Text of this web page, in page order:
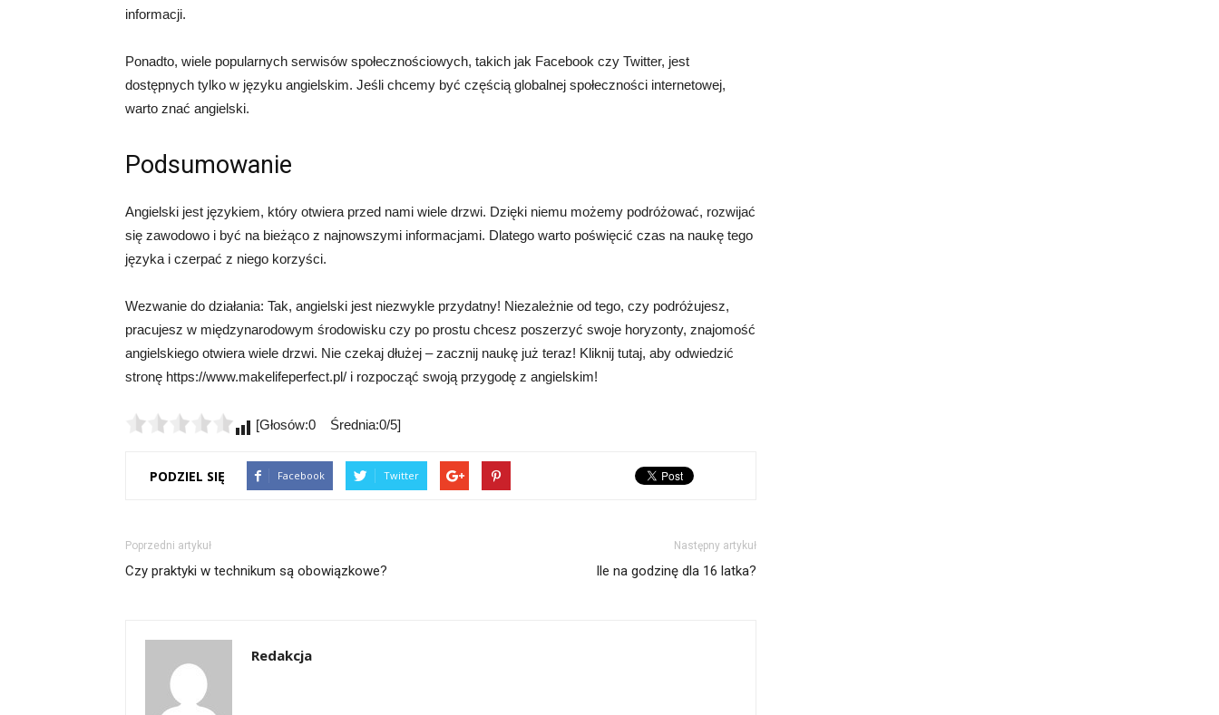
informacji.
Ponadto, wiele popularnych serwisów społecznościowych, takich jak Facebook czy Twitter, jest
dostępnych tylko w języku angielskim. Jeśli chcemy być częścią globalnej społeczności internetowej,
warto znać angielski.
Podsumowanie
Angielski jest językiem, który otwiera przed nami wiele drzwi. Dzięki niemu możemy podróżować, rozwijać
się zawodowo i być na bieżąco z najnowszymi informacjami. Dlatego warto poświęcić czas na naukę tego
języka i czerpać z niego korzyści.
Wezwanie do działania: Tak, angielski jest niezwykle przydatny! Niezależnie od tego, czy podróżujesz,
pracujesz w międzynarodowym środowisku czy po prostu chcesz poszerzyć swoje horyzonty, znajomość
angielskiego otwiera wiele drzwi. Nie czekaj dłużej – zacznij naukę już teraz! Kliknij tutaj, aby odwiedzić
stronę https://www.makelifeperfect.pl/ i rozpocząć swoją przygodę z angielskim!
[Głosów:0 Średnia:0/5]
PODZIEL SIĘ Facebook Twitter
Poprzedni artykuł
Czy praktyki w technikum są obowiązkowe?
Następny artykuł
Ile na godzinę dla 16 latka?
Redakcja